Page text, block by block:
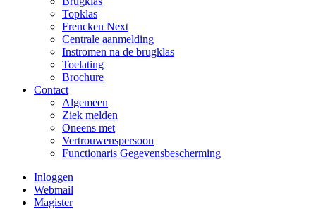
Topklas
Frencken Next
Centrale aanmelding
Instromen na de brugklas
Toelating
Brochure
Contact
Algemeen
Ziek melden
Oneens met
Vertrouwenspersoon
Functionaris Gegevensbescherming
Inloggen
Webmail
Magister